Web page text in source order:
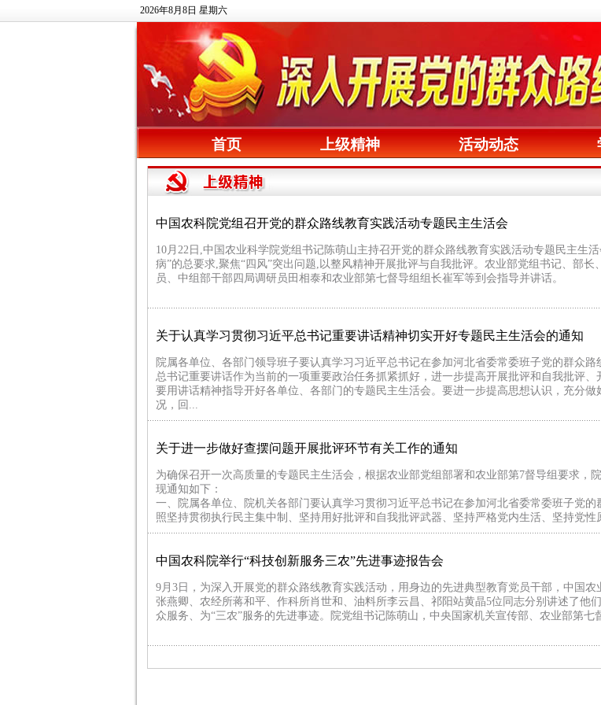
2026年8月8日 星期六
首页 上级精神 活动动态
中国农科院党组召开党的群众路线教育实践活动专题民主生活会
10月22日,中国农业科学院党组书记陈萌山主持召开党的群众路线教育实践活动专题民主生
病”的总要求,聚焦“四风”突出问题,以整风精神开展批评与自我批评。农业部党组书记、部
员、中组部干部四局调研员田相泰和农业部第七督导组组长崔军等到会指导并讲话。
关于认真学习贯彻习近平总书记重要讲话精神切实开好专题民主生活会的通知
院属各单位、各部门领导班子要认真学习习近平总书记在参加河北省委常委班子党的群众
总书记重要讲话作为当前的一项重要政治任务抓紧抓好，进一步提高开展批评和自我批评、
要用讲话精神指导开好各单位、各部门的专题民主生活会。要进一步提高思想认识，充分
况，回...
关于进一步做好查摆问题开展批评环节有关工作的通知
为确保召开一次高质量的专题民主生活会，根据农业部党组部署和农业部第7督导组要求，
现通知如下：
一、院属各单位、院机关各部门要认真学习贯彻习近平总书记在参加河北省委常委班子党
照坚持贯彻执行民主集中制、坚持用好批评和自我批评武器、坚持严格党内生活、坚持党
中国农科院举行“科技创新服务三农”先进事迹报告会
9月3日，为深入开展党的群众路线教育实践活动，用身边的先进典型教育党员干部，中国
张燕卿、农经所蒋和平、作科所肖世和、油料所李云昌、祁阳站黄晶5位同志分别讲述了他
众服务、为“三农”服务的先进事迹。院党组书记陈萌山，中央国家机关宣传部、农业部第